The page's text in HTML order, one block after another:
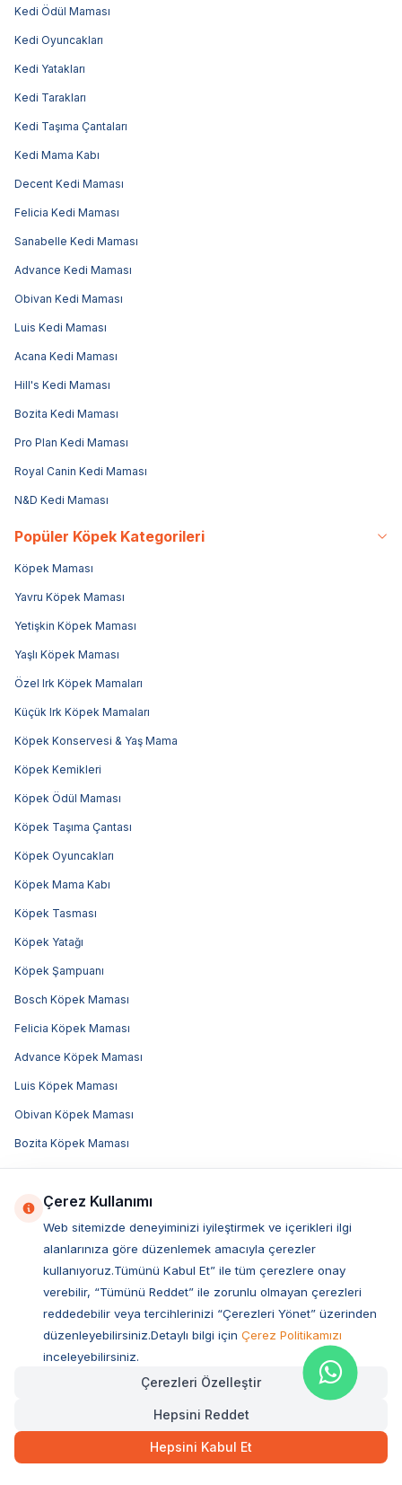
Kedi Ödül Maması
Kedi Oyuncakları
Kedi Yatakları
Kedi Tarakları
Kedi Taşıma Çantaları
Kedi Mama Kabı
Decent Kedi Maması
Felicia Kedi Maması
Sanabelle Kedi Maması
Advance Kedi Maması
Obivan Kedi Maması
Luis Kedi Maması
Acana Kedi Maması
Hill's Kedi Maması
Bozita Kedi Maması
Pro Plan Kedi Maması
Royal Canin Kedi Maması
N&D Kedi Maması
Popüler Köpek Kategorileri
Köpek Maması
Yavru Köpek Maması
Yetişkin Köpek Maması
Yaşlı Köpek Maması
Özel Irk Köpek Mamaları
Küçük Irk Köpek Mamaları
Köpek Konservesi & Yaş Mama
Köpek Kemikleri
Köpek Ödül Maması
Köpek Taşıma Çantası
Köpek Oyuncakları
Köpek Mama Kabı
Köpek Tasması
Köpek Yatağı
Köpek Şampuanı
Bosch Köpek Maması
Felicia Köpek Maması
Advance Köpek Maması
Luis Köpek Maması
Obivan Köpek Maması
Bozita Köpek Maması
Acana Köpek Maması
Royal Canin Köpek Maması
Hill's Köpek Maması
Pro Plan Köpek Maması
N&D Köpek Maması
Popüler Markalar
Royal Canin
Hills
Çerez Kullanımı
Web sitemizde deneyiminizi iyileştirmek ve içerikleri ilgi
alanlarınıza göre düzenlemek amacıyla çerezler
kullanıyoruz.Tümünü Kabul Et” ile tüm çerezlere onay
verebilir, “Tümünü Reddet” ile zorunlu olmayan çerezleri
reddedebilir veya tercihlerinizi “Çerezleri Yönet” üzerinden
düzenleyebilirsiniz.Detaylı bilgi için Çerez Politikamızı
inceleyebilirsiniz.
Çerezleri Özelleştir
Hepsini Reddet
Hepsini Kabul Et